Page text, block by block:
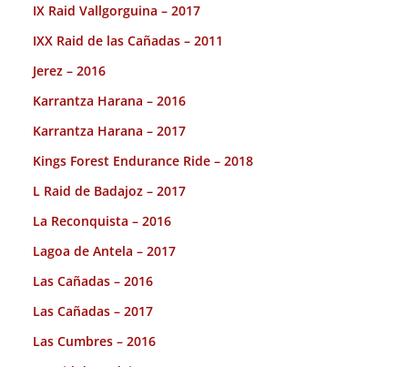
IX Raid Vallgorguina – 2017
IXX Raid de las Cañadas – 2011
Jerez – 2016
Karrantza Harana – 2016
Karrantza Harana – 2017
Kings Forest Endurance Ride – 2018
L Raid de Badajoz – 2017
La Reconquista – 2016
Lagoa de Antela – 2017
Las Cañadas – 2016
Las Cañadas – 2017
Las Cumbres – 2016